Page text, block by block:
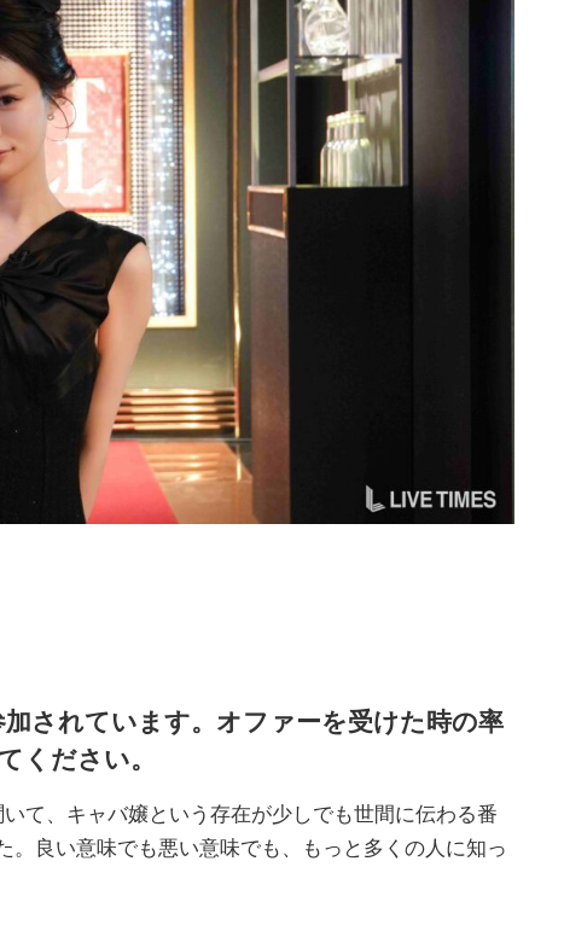
されています。オファーを受けた時の率
ください。
て、キャバ嬢という存在が少しでも世間に伝わる番
良い意味でも悪い意味でも、もっと多くの人に知っ